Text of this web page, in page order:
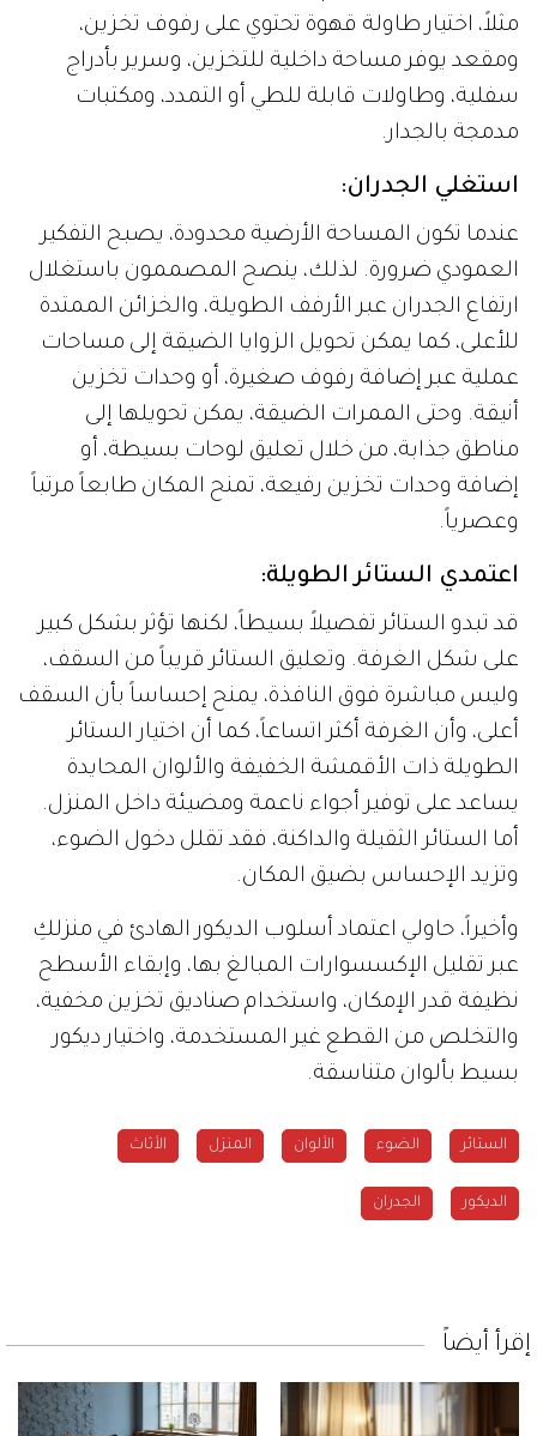
مثلاً، اختيار طاولة قهوة تحتوي على رفوف تخزين،
ومقعد يوفر مساحة داخلية للتخزين، وسرير بأدراج
سفلية، وطاولات قابلة للطي أو التمدد، ومكتبات
مدمجة بالجدار.
استغلي الجدران:
عندما تكون المساحة الأرضية محدودة، يصبح التفكير
العمودي ضرورة. لذلك، ينصح المصممون باستغلال
ارتفاع الجدران عبر الأرفف الطويلة، والخزائن الممتدة
للأعلى، كما يمكن تحويل الزوايا الضيقة إلى مساحات
عملية عبر إضافة رفوف صغيرة، أو وحدات تخزين
أنيقة. وحتى الممرات الضيقة، يمكن تحويلها إلى
مناطق جذابة، من خلال تعليق لوحات بسيطة، أو
إضافة وحدات تخزين رفيعة، تمنح المكان طابعاً مرتباً
وعصرياً.
اعتمدي الستائر الطويلة:
قد تبدو الستائر تفصيلاً بسيطاً، لكنها تؤثر بشكل كبير
على شكل الغرفة. وتعليق الستائر قريباً من السقف،
وليس مباشرة فوق النافذة، يمنح إحساساً بأن السقف
أعلى، وأن الغرفة أكثر اتساعاً، كما أن اختيار الستائر
الطويلة ذات الأقمشة الخفيفة والألوان المحايدة
يساعد على توفير أجواء ناعمة ومضيئة داخل المنزل.
أما الستائر الثقيلة والداكنة، فقد تقلل دخول الضوء،
وتزيد الإحساس بضيق المكان.
وأخيراً، حاولي اعتماد أسلوب الديكور الهادئ في منزلكِ
عبر تقليل الإكسسوارات المبالغ بها، وإبقاء الأسطح
نظيفة قدر الإمكان، واستخدام صناديق تخزين مخفية،
والتخلص من القطع غير المستخدمة، واختيار ديكور
بسيط بألوان متناسقة.
الستائر الضوء الألوان المنزل الأثاث
الديكور الجدران
إقرأ أيضاً